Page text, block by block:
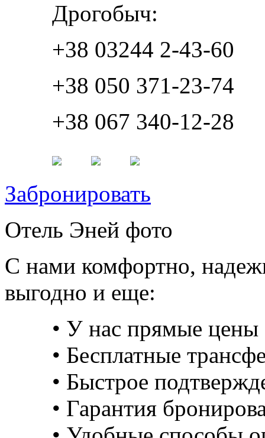
Дрогобыч:
+38 03244 2-43-60
+38 050 371-23-74
+38 067 340-12-28
Забронировать
Отель Эней фото
С нами комфортно,
выгодно и еще:
• У нас прямые цены
• Бесплатные
• Быстрое
• Гарантия